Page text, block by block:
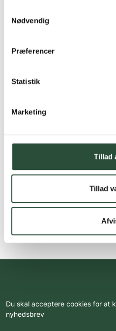
Nødvendig
Præferencer
Statistik
Marketing
Tillad
Tillad
Du skal acceptere cookies for at
nyhedsbrev